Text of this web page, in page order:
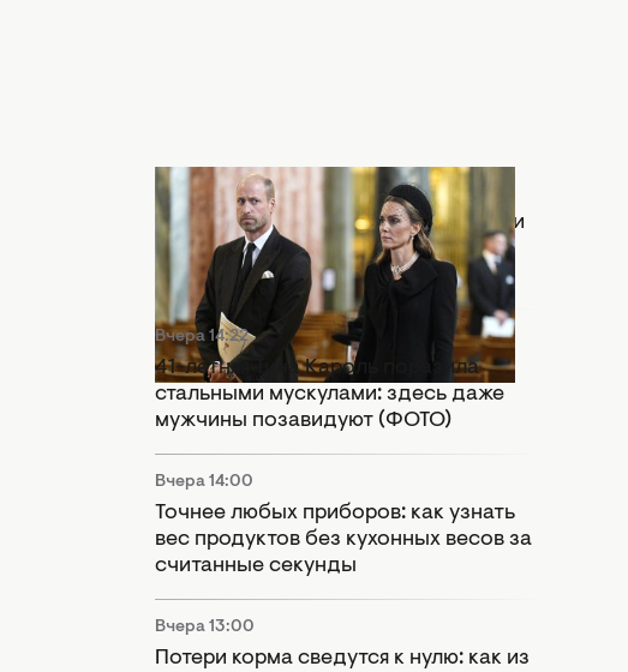
Вчера 15:55
Раскол в монархии: Кейт Миддлтон и
принц Уильям попали в громкий
скандал
Вчера 14:22
41-летняя Тина Кароль поразила
стальными мускулами: здесь даже
мужчины позавидуют (ФОТО)
Вчера 14:00
Точнее любых приборов: как узнать
вес продуктов без кухонных весов за
считанные секунды
Вчера 13:00
Потери корма сведутся к нулю: как из